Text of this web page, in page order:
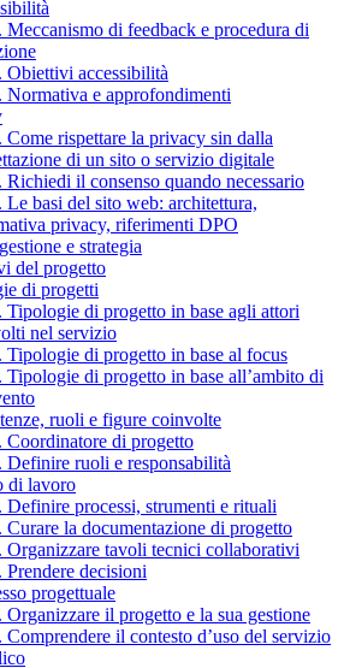
Meccanismo di feedback e procedura di
Obiettivi accessibilità
Normativa e approfondimenti
Come rispettare la privacy sin dalla
di un sito o servizio digitale
Richiedi il consenso quando necessario
Le basi del sito web: architettura,
privacy, riferimenti DPO
e strategia
del progetto
di progetti
Tipologie di progetto in base agli attori
nel servizio
Tipologie di progetto in base al focus
Tipologie di progetto in base all’ambito di
ruoli e figure coinvolte
Coordinatore di progetto
Definire ruoli e responsabilità
di lavoro
Definire processi, strumenti e rituali
Curare la documentazione di progetto
Organizzare tavoli tecnici collaborativi
Prendere decisioni
progettuale
Organizzare il progetto e la sua gestione
Comprendere il contesto d’uso del servizio